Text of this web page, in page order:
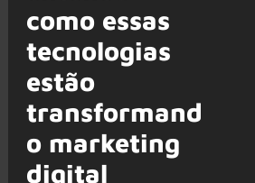
como essas
tecnologias
estão
transformando
o marketing
digital